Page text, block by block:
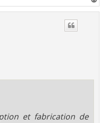
a
et fabrication de